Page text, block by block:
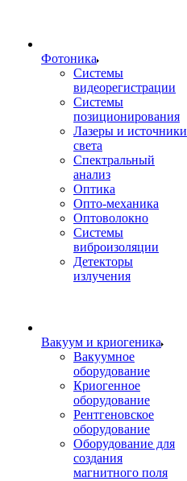
Фотоника
Cистемы
видеорегистрации
Системы
позиционирования
Лазеры и источники
света
Спектральный
анализ
Оптика
Опто-механика
Оптоволокно
Системы
виброизоляции
Детекторы
излучения
Вакуум и криогеника
Вакуумное
оборудование
Криогенное
оборудование
Рентгеновское
оборудование
Оборудование для
создания
магнитного поля